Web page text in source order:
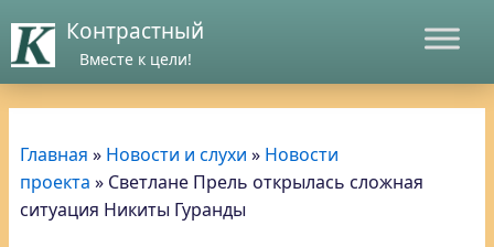
Контрастный
Вместе к цели!
Главная » Новости и слухи » Новости
проекта » Светлане Прель открылась сложная
ситуация Никиты Гуранды